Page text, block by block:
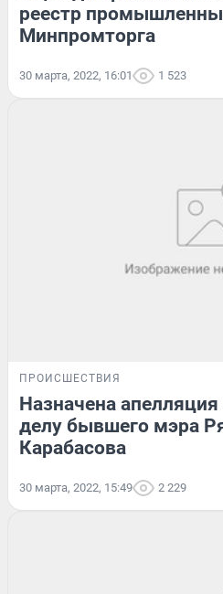
реестр
Минпромторга
30 марта, 2022, 16:01 1 523
ПРОИСШЕСТВИЯ
Назначена
делу бывшего мэра
Карабасова
30 марта, 2022, 15:49 2 229